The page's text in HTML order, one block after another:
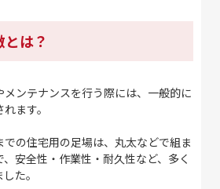
は？
ンテナンスを行う際には、一般的に
ます。
での住宅用の足場は、丸太などで組ま
安全性・作業性・耐久性など、多く
た。